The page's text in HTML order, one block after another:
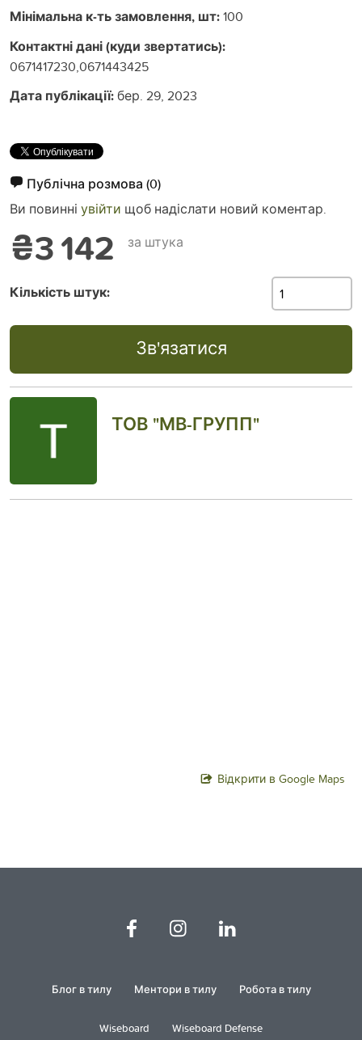
Мінімальна к-ть замовлення, шт:100
Контактні дані (куди звертатись):
0671417230,0671443425
Дата публікації:бер. 29, 2023
Публічна розмова (0)
Ви повинні увійти щоб надіслати новий коментар.
₴3 142 за штука
Кількість штук:
Зв'язатися
ТОВ "МВ-ГРУПП"
Відкрити в Google Maps
Блог в тилу Ментори в тилу Робота в тилу
Wiseboard Wiseboard Defense